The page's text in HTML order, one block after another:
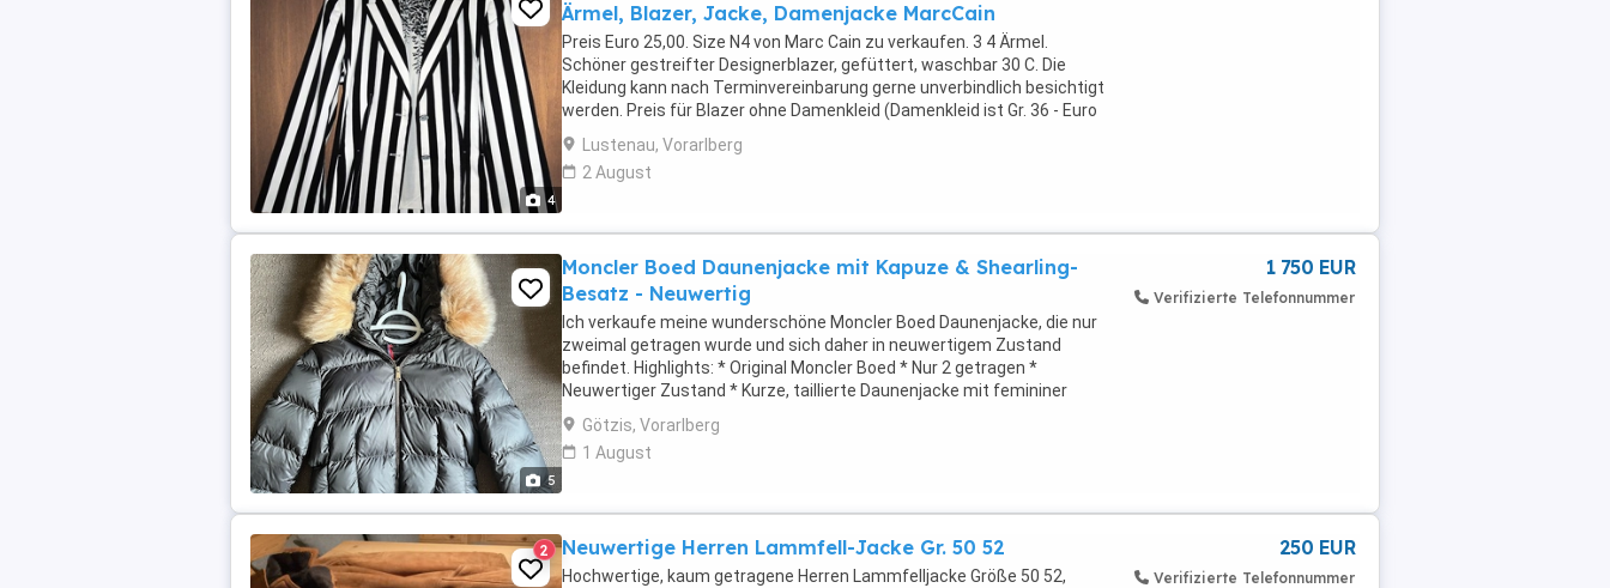
4
Ärmel, Blazer, Jacke, Damenjacke MarcCain
Preis Euro 25,00. Size N4 von Marc Cain zu verkaufen. 3 4 Ärmel.
Schöner gestreifter Designerblazer, gefüttert, waschbar 30 C. Die
Kleidung kann nach Terminvereinbarung gerne unverbindlich besichtigt
werden. Preis für Blazer ohne Damenkleid (Damenkleid ist Gr. 36 - Euro
10,00). Privatverkauf, keine ...
Lustenau, Vorarlberg
2 August
5
Moncler Boed Daunenjacke mit Kapuze & Shearling-
Besatz - Neuwertig
Ich verkaufe meine wunderschöne Moncler Boed Daunenjacke, die nur
zweimal getragen wurde und sich daher in neuwertigem Zustand
befindet. Highlights: * Original Moncler Boed * Nur 2 getragen *
Neuwertiger Zustand * Kurze, taillierte Daunenjacke mit femininer
Silhouette * Normale Passform mit eng anliegender ...
Götzis, Vorarlberg
1 August
1 750 EUR
Verifizierte Telefonnummer
2 Neuwertige Herren Lammfell-Jacke Gr. 50 52
Hochwertige, kaum getragene Herren Lammfelljacke Größe 50 52,
250 EUR
Verifizierte Telefonnummer